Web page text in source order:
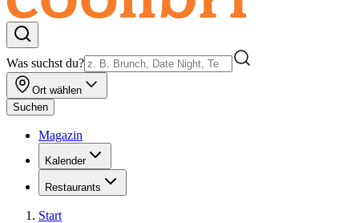
Was suchst du?
Ort wählen
Suchen
Magazin
Kalender
Restaurants
Start